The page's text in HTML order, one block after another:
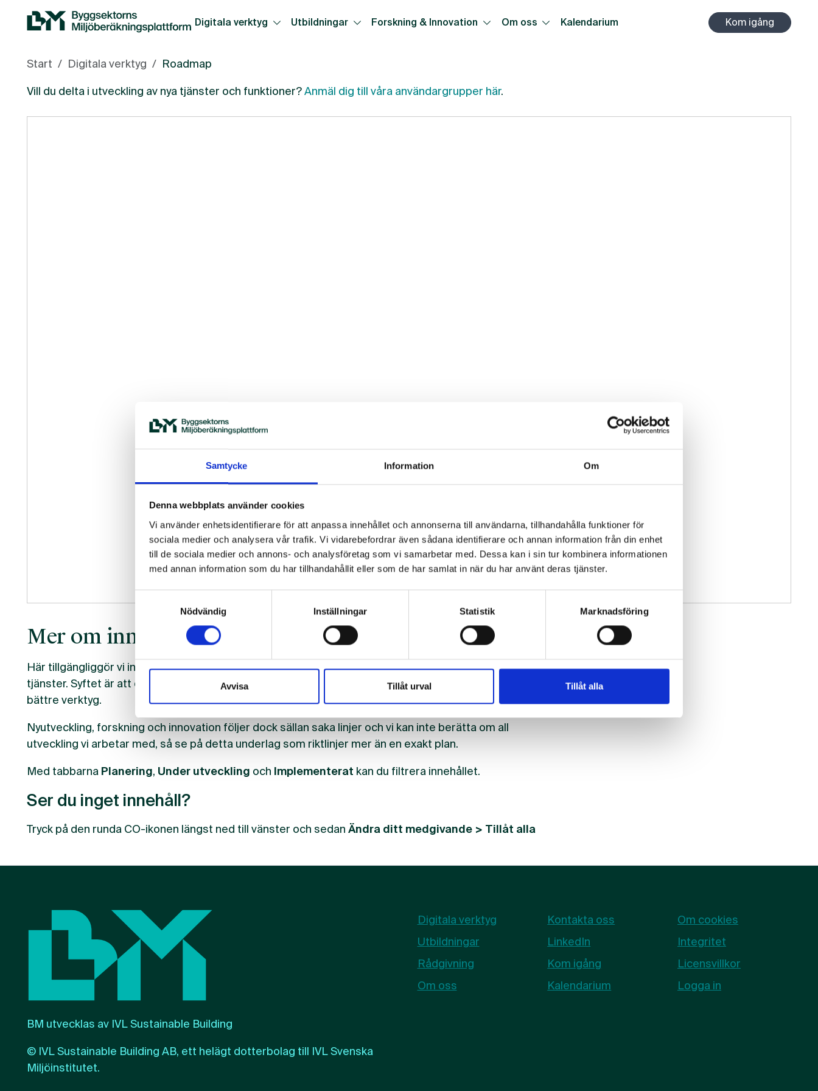
Samtycke Information Om
Denna webbplats använder cookies
Vi använder enhetsidentifierare för att anpassa innehållet och annonserna till användarna, tillhandahålla funktioner för
sociala medier och analysera vår trafik. Vi vidarebefordrar även sådana identifierare och annan information från din enhet
till de sociala medier och annons- och analysföretag som vi samarbetar med. Dessa kan i sin tur kombinera informationen
med annan information som du har tillhandahållit eller som de har samlat in när du har använt deras tjänster.
Nödvändig
Inställningar Statistik Marknadsföring
Avvisa Tillåt urval Tillåt alla
Till innehåll på sidan Digitala verktyg Utbildningar Forskning & Innovation Om oss Kalendarium Kom igång
Start Digitala verktyg
Roadmap
Vill du delta i utveckling av nya tjänster och funktioner?Anmäl dig till våra användargrupper här.
Mer om innehållet
Här tillgängliggör vi information om nya funktioner under planering och utveckling rörande BMs
tjänster. Syftet är att öka transparensen rörande kommande utveckling och stötta branschen med
bättre verktyg.
Nyutveckling, forskning och innovation följer dock sällan saka linjer och vi kan inte berätta om all
utveckling vi arbetar med, så se på detta underlag som riktlinjer mer än en exakt plan.
Med tabbarna Planering, Under utveckling och Implementerat kan du filtrera innehållet.
Ser du inget innehåll?
Tryck på den runda CO-ikonen längst ned till vänster och sedanÄndra ditt medgivande > Tillåt alla
BM utvecklas av IVL Sustainable Building
© IVL Sustainable Building AB, ett helägt dotterbolag till IVL Svenska
Miljöinstitutet.
Digitala verktyg
Utbildningar
Rådgivning
Om oss
Kontakta oss
LinkedIn
Kom igång
Kalendarium
Om cookies
Integritet
Licensvillkor
Logga in